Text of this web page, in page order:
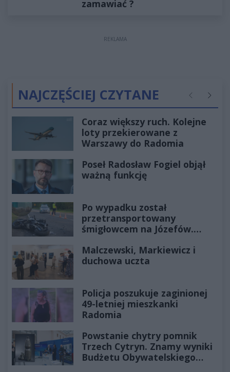
zamawiać ?
REKLAMA
NAJCZĘŚCIEJ CZYTANE Poprzednie
Coraz większy ruch. Kolejne
loty przekierowane z
Warszawy do Radomia
Poseł Radosław Fogiel objął
ważną funkcję
Po wypadku został
przetransportowany
śmigłowcem na Józefów.
Malczewski, Markiewicz i
duchowa uczta
Policja poszukuje zaginionej
49-letniej mieszkanki
Radomia
Powstanie chytry pomnik
Trzech Cytryn. Znamy wyniki
Budżetu Obywatelskiego